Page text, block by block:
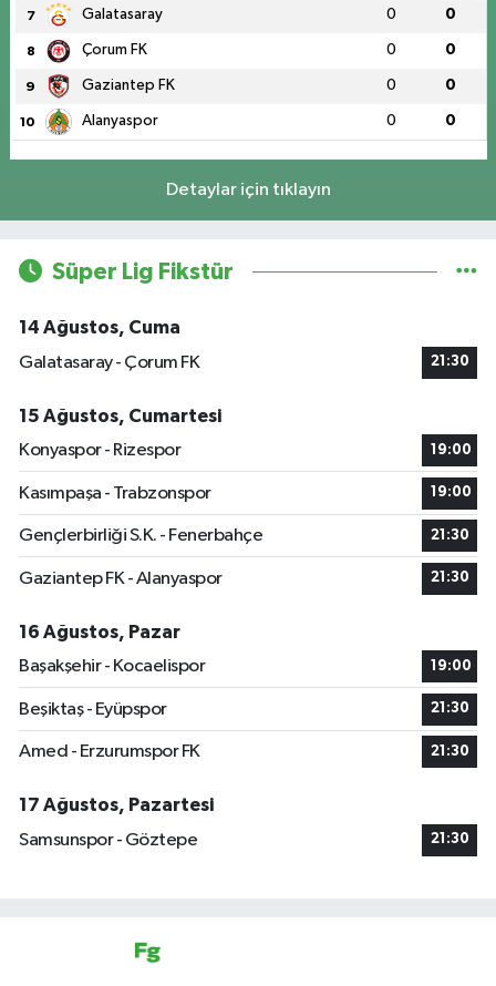
7 Galatasaray 0 0
8 Çorum FK 0 0
9 Gaziantep FK 0 0
10 Alanyaspor 0 0
Detaylar için tıklayın
Süper Lig Fikstür
14 Ağustos, Cuma
Galatasaray - Çorum FK
21:30
15 Ağustos, Cumartesi
Konyaspor - Rizespor
19:00
Kasımpaşa - Trabzonspor 19:00
Gençlerbirliği S.K. - Fenerbahçe 21:30
Gaziantep FK - Alanyaspor 21:30
16 Ağustos, Pazar
Başakşehir - Kocaelispor
19:00
Beşiktaş - Eyüpspor 21:30
Amed - Erzurumspor FK 21:30
17 Ağustos, Pazartesi
Samsunspor - Göztepe
21:30